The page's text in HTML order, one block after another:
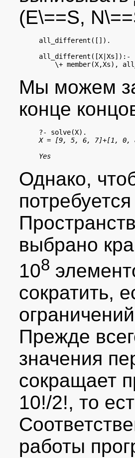
(E\==S,
all_different([]).
all_different([X|Xs]):-
Мы можем
конце
X = [9, 5, 6, 7]+[1,
Yes
Однако,
выбрано
108
сократить,
Прежде
значения
сокращает
10!/2!, то
работы